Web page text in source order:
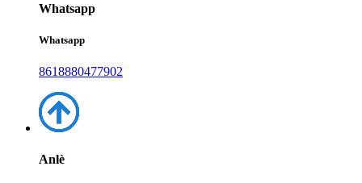
Whatsapp
Whatsapp
8618880477902
Anlè